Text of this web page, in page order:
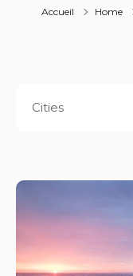
Accueil Home
Cities